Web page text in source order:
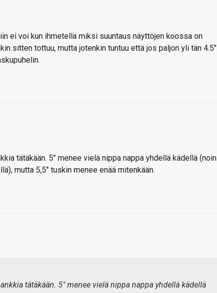
ei voi kun ihmetellä miksi suuntaus näyttöjen koossa on
sitten tottuu, mutta jotenkin tuntuu että jos paljon yli tän 4.5"
tätäkään. 5″ menee vielä nippa nappa yhdellä kädellä (noin
mutta 5,5″ tuskin menee enää mitenkään.
tätäkään. 5" menee vielä nippa nappa yhdellä kädellä